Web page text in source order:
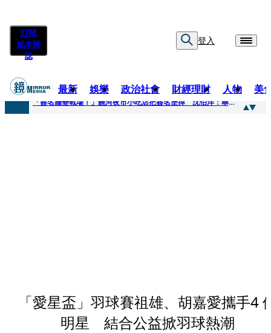
訂閱
紙本雜
誌
登入
最新 娛樂 政治社會 財經理財 人物 美
快訊
「簽名牆變戰場！」饒河夜市小吃店把簽名塗掉 沈伯洋：舉雙手贊成
「愛星盃」羽球賽祖雄、胡嘉愛攜手4
明星 結合公益掀羽球熱潮